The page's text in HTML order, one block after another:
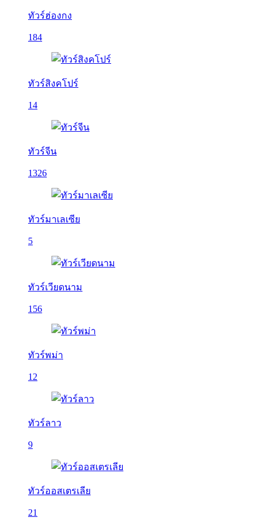
ทัวร์ฮ่องกง
184
ทัวร์สิงคโปร์
14
ทัวร์จีน
1326
ทัวร์มาเลเซีย
5
ทัวร์เวียดนาม
156
ทัวร์พม่า
12
ทัวร์ลาว
9
ทัวร์ออสเตรเลีย
21